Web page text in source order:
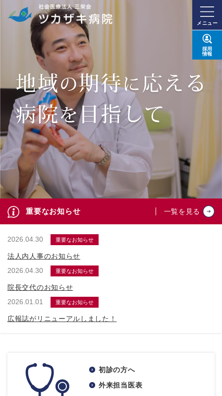
メニュー
採用
情報
重要なお知らせ 一覧を見る
2026.04.30 重要なお知らせ
法人内人事のお知らせ
2026.04.30
重要なお知らせ
院長交代のお知らせ
2026.01.01
重要なお知らせ
広報誌がリニューアルしました！
初診の方へ
外来担当医表